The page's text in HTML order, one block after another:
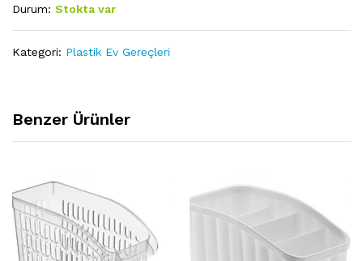
Durum: Stokta var
Kategori: Plastik Ev Gereçleri
Benzer Ürünler